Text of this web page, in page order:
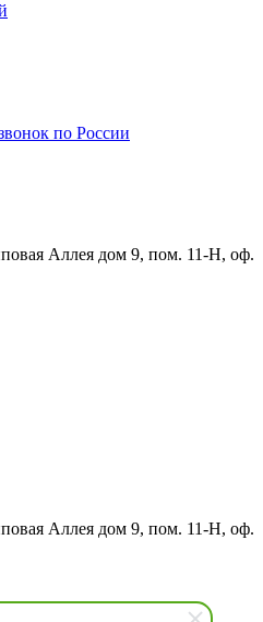
по России
Аллея дом 9, пом. 11-Н, оф.
Аллея дом 9, пом. 11-Н, оф.